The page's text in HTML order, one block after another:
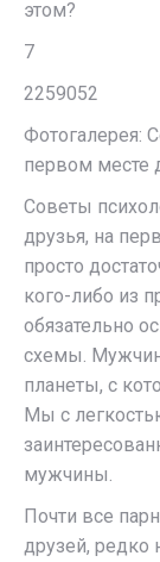
этом?
7
2259052
Фотогалерея:
первом месте
Советы
друзья, на
просто
кого-либо из
обязательно
схемы.
планеты, с
Мы с
мужчины.
Почти все
друзей, редко